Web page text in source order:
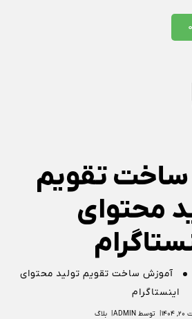
تقویم
محتوای
آموزش ساخت تقویم تولید محتوای
اینستاگرام
توسطADMIN بلاگ